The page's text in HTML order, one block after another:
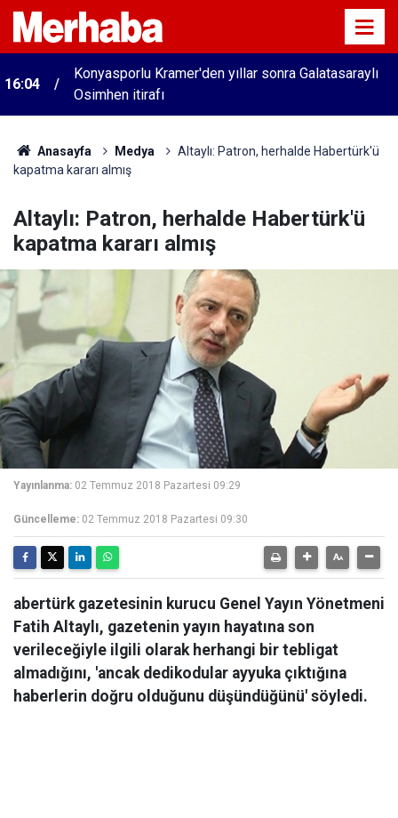
16:04
Konyasporlu Kramer'den yıllar sonra Galatasaraylı
Osimhen itirafı
Anasayfa Medya
Altaylı: Patron, herhalde Habertürk'ü
kapatma kararı almış
Altaylı: Patron, herhalde Habertürk'ü
kapatma kararı almış
Yayınlanma: 02 Temmuz 2018 Pazartesi 09:29
Güncelleme: 02 Temmuz 2018 Pazartesi 09:30
abertürk gazetesinin kurucu Genel Yayın Yönetmeni
Fatih Altaylı, gazetenin yayın hayatına son
verileceğiyle ilgili olarak herhangi bir tebligat
almadığını, 'ancak dedikodular ayyuka çıktığına
haberlerin doğru olduğunu düşündüğünü' söyledi.